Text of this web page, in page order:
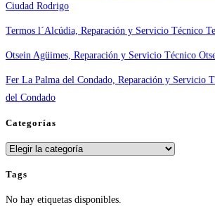
Ciudad Rodrigo
Termos l´Alcúdia, Reparación y Servicio Técnico
Otsein Agüimes, Reparación y Servicio Técnico
Fer La Palma del Condado, Reparación y Servicio
del Condado
Categorías
Categorías
Tags
No hay etiquetas disponibles.